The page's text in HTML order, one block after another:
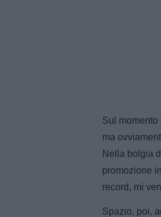
Sul momento
ma
Nella bolgia
promozione
record, mi
Spazio, poi,